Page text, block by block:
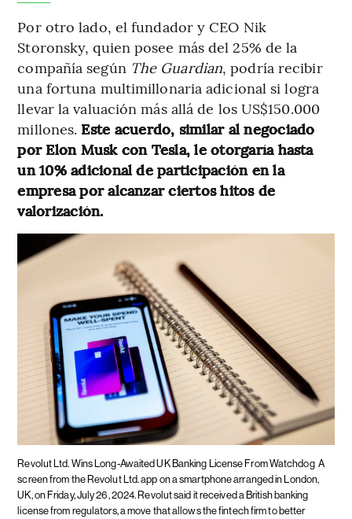
Por otro lado, el fundador y CEO Nik
Storonsky, quien posee más del 25% de la
compañía según The Guardian, podría recibir
una fortuna multimillonaria adicional si logra
llevar la valuación más allá de los US$150.000
millones. Este acuerdo, similar al negociado
por Elon Musk con Tesla, le otorgaría hasta
un 10% adicional de participación en la
empresa por alcanzar ciertos hitos de
valorización.
Revolut Ltd. Wins Long-Awaited UK Banking License From Watchdog A
screen from the Revolut Ltd. app on a smartphone arranged in London,
UK, on Friday, July 26, 2024. Revolut said it received a British banking
license from regulators, a move that allows the fintech firm to better